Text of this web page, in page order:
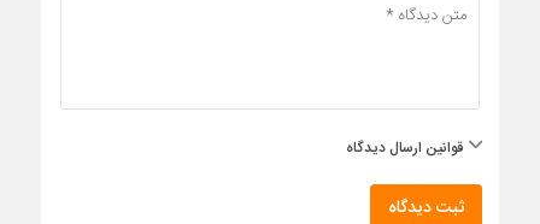
قوانین ارسال دیدگاه
ثبت دیدگاه